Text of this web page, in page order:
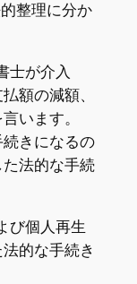
整理に分か
士が介入
額の減額、
います。
きになるの
法的な手続
び個人再生
的な手続き